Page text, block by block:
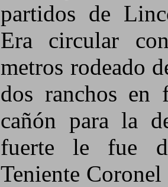
partidos de
Era circular
metros rodeado
dos ranchos en
cañón para la
fuerte le fue
Teniente